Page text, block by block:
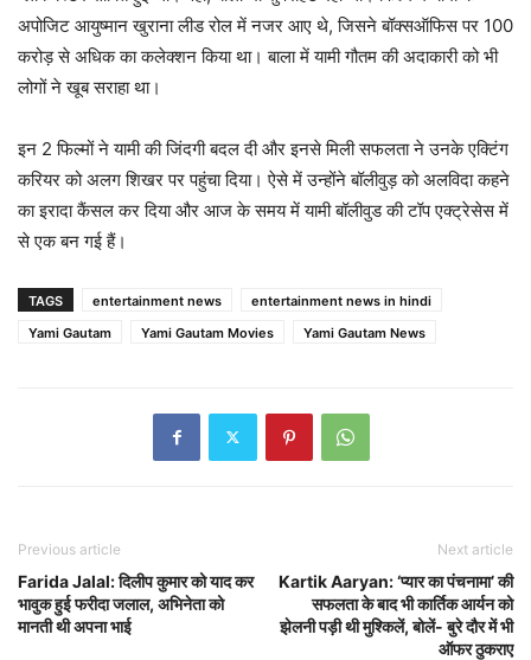
अपोजिट आयुष्मान खुराना लीड रोल में नजर आए थे, जिसने बॉक्सऑफिस पर 100
करोड़ से अधिक का कलेक्शन किया था। बाला में यामी गौतम की अदाकारी को भी
लोगों ने खूब सराहा था।
इन 2 फिल्मों ने यामी की जिंदगी बदल दी और इनसे मिली सफलता ने उनके एक्टिंग
करियर को अलग शिखर पर पहुंचा दिया। ऐसे में उन्होंने बॉलीवुड़ को अलविदा कहने
का इरादा कैंसल कर दिया और आज के समय में यामी बॉलीवुड की टॉप एक्ट्रेसेस में
से एक बन गई हैं।
TAGS entertainment news
entertainment news in hindi
Yami Gautam
Yami Gautam Movies Yami Gautam News
Previous article
Farida Jalal: दिलीप कुमार को याद कर
भावुक हुई फरीदा जलाल, अभिनेता को
मानती थी अपना भाई
Next article
Kartik Aaryan: ‘प्यार का पंचनामा’ की
सफलता के बाद भी कार्तिक आर्यन को
झेलनी पड़ी थी मुश्किलें, बोलें- बुरे दौर में भी
ऑफर ठुकराए